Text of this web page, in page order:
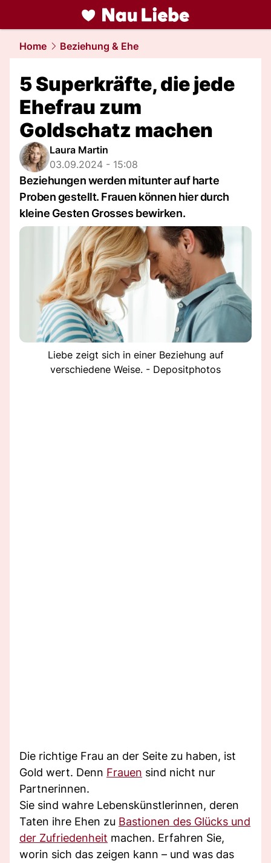
liebe.NAU.ch
Home Beziehung & Ehe
5 Superkräfte, die jede
Ehefrau zum
Goldschatz machen
Laura Martin
03.09.2024 - 15:08
Beziehungen werden mitunter auf harte
Proben gestellt. Frauen können hier durch
kleine Gesten Grosses bewirken.
Liebe zeigt sich in einer Beziehung auf
verschiedene Weise. - Depositphotos
Die richtige Frau an der Seite zu haben, ist
Gold wert. Denn Frauen sind nicht nur
Partnerinnen.
Sie sind wahre Lebenskünstlerinnen, deren
Taten ihre Ehen zu Bastionen des Glücks und
der Zufriedenheit machen. Erfahren Sie,
worin sich das zeigen kann – und was das